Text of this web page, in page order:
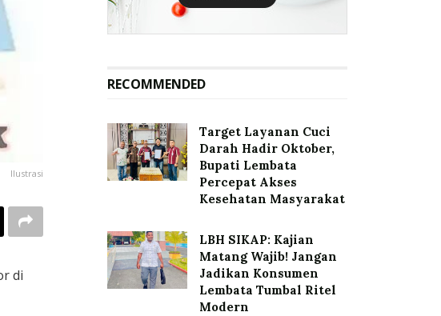
Ilustrasi
di
RECOMMENDED
Target Layanan Cuci
Darah Hadir Oktober,
Bupati Lembata
Percepat Akses
Kesehatan Masyarakat
LBH SIKAP: Kajian
Matang Wajib! Jangan
Jadikan Konsumen
Lembata Tumbal Ritel
Modern